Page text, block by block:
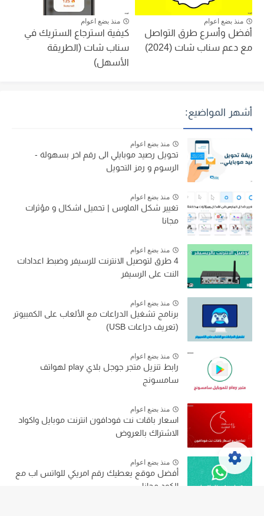
منذ بضع اعوام
أفضل وأسرع طرق التواصل
مع دعم سناب شات (2024)
منذ بضع اعوام
كيفية استرجاع الستريك في
سناب شات (الطريقة
الأسهل)
أشهر المواضيع:
منذ بضع اعوام
تحويل رصيد موبايلي الى رقم اخر بسهولة -
الرسوم و رمز التحويل
منذ بضع اعوام
تغيير شكل الماوس | تحميل اشكال و مؤثرات
مجانا
منذ بضع اعوام
4 طرق لتوصيل الانترنت للرسيفر وضبط اعدادات
النت على الرسيفر
منذ بضع اعوام
برنامج تشغيل الدراعات مع الألعاب على الكمبيوتر
(تعريف دراعات USB)
منذ بضع اعوام
رابط تنزيل متجر جوجل بلاي play لهواتف
سامسونج
منذ بضع اعوام
اسعار باقات نت فودافون انترنت موبايل واكواد
الاشتراك بالعروض
منذ بضع اعوام
أفضل موقع يعطيك رقم امريكي للواتس اب مع
الكود مجانا